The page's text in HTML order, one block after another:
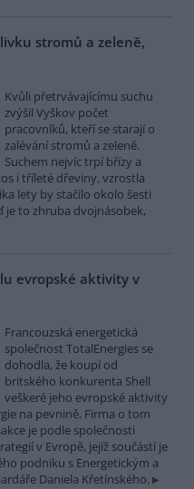
stromů a zeleně,
Kvůli přetrvávajícímu suchu
zvýšil Vyškov počet
pracovníků, kteří se starají o
zalévání stromů a zeleně.
Suchem nejvíc trpí břízy a
i tříleté dřeviny, vzrostla
lety by stačilo okolo šesti
je to zhruba dvojnásobek,
evropské aktivity v
Francouzská energetická
společnost TotalEnergies se
dohodla, že koupí od
britského konkurenta Shell
veškeré jeho evropské aktivity
na pevnině. Firma o tom
je podle společnosti
v Evropě, jejíž součástí je
podniku s Energetickým a
Daniela Křetínského.